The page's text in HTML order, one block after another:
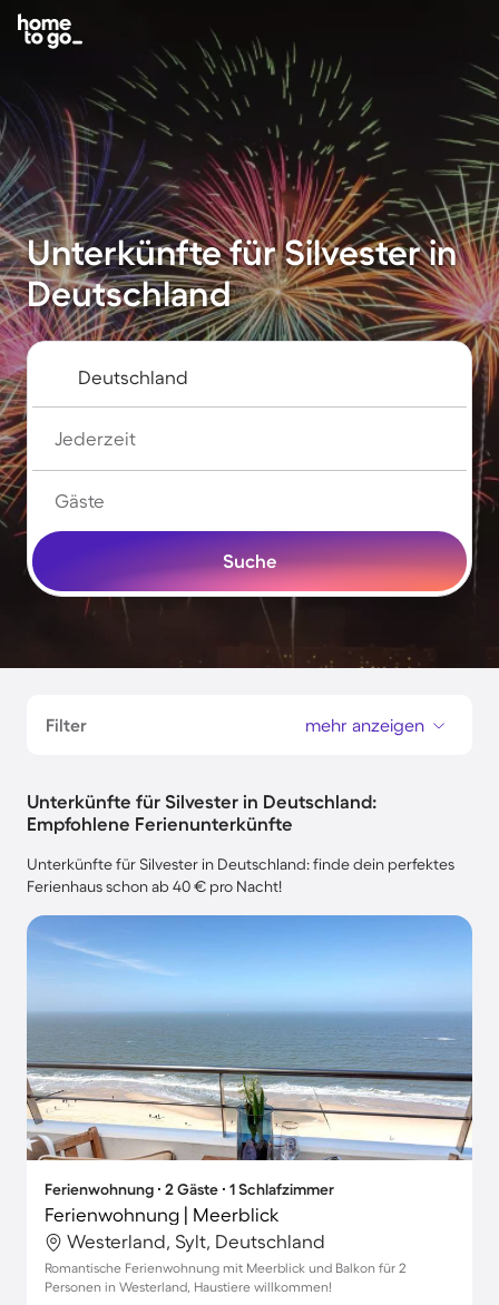
Unterkünfte für Silvester in
Deutschland
Jederzeit
Gäste
Suche
Filter mehr anzeigen
Unterkünfte für Silvester in Deutschland:
Empfohlene Ferienunterkünfte
Unterkünfte für Silvester in Deutschland: finde dein perfektes
Ferienhaus schon ab 40 € pro Nacht!
Ferienwohnung ∙ 2 Gäste ∙ 1 Schlafzimmer
Ferienwohnung | Meerblick
Westerland, Sylt, Deutschland
Romantische Ferienwohnung mit Meerblick und Balkon für 2
Personen in Westerland, Haustiere willkommen!